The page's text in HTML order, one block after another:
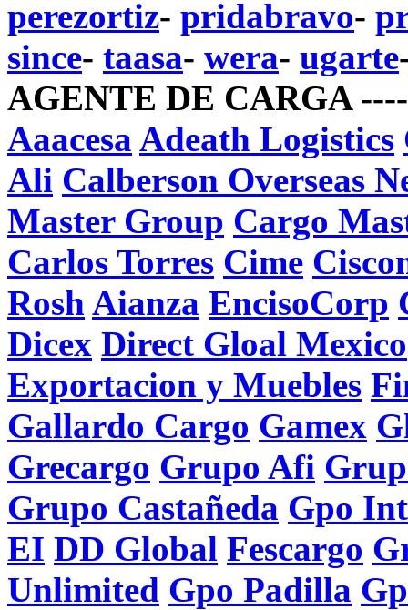
perezortiz- pridabravo-
since- taasa- wera- ugarte
AGENTE DE CARGA
Aaacesa Adeath Logistics
Ali Calberson Overseas
Master Group Cargo
Carlos Torres Cime
Rosh Aianza EncisoCorp
Dicex Direct Gloal Mexico
Exportacion y Muebles
Gallardo Cargo Gamex
Grecargo Grupo Afi
Grupo Castañeda Gpo
EI DD Global Fescargo
Unlimited Gpo Padilla